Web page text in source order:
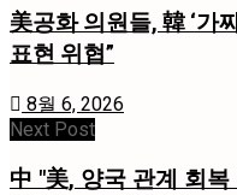
美공화 의원들, 韓 ‘가
표현 위협”
8월 6, 2026
Next Post
中 "美, 양국 관계 회복